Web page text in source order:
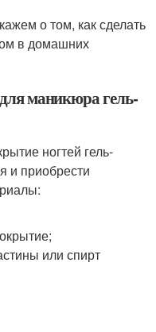
о том, как сделать
в домашних
маникюра гель-
ногтей гель-
и приобрести
или спирт